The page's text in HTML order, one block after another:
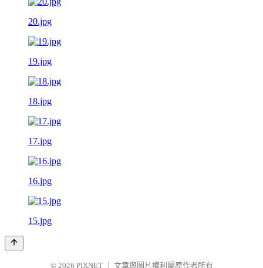
20.jpg
19.jpg
18.jpg
17.jpg
16.jpg
15.jpg
© 2026 PIXNET 文章與圖片權利屬原作者所有